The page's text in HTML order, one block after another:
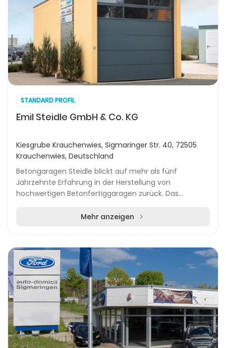
STANDARD PROFIL
Emil Steidle GmbH & Co. KG
Kiesgrube Krauchenwies, Sigmaringer Str. 40, 72505
Krauchenwies, Deutschland
Betongaragen Steidle blickt auf mehr als fünf
Jahrzehnte Erfahrung in der Herstellung von
hochwertigen Betonfertiggaragen zurück. Das
Raum Krauchenwie...Mehr anzeigen